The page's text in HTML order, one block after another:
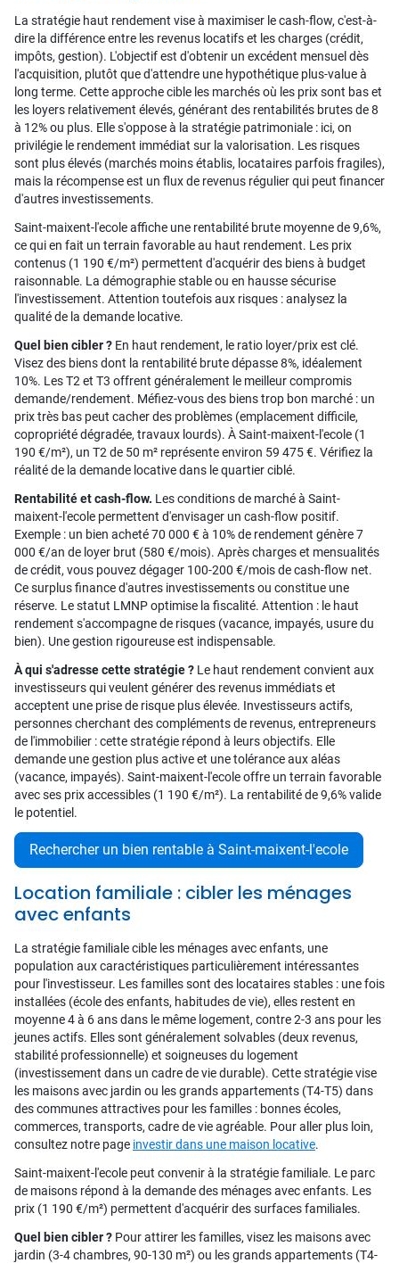
La stratégie haut rendement vise à maximiser le cash-flow, c'est-à-
dire la différence entre les revenus locatifs et les charges (crédit,
impôts, gestion). L'objectif est d'obtenir un excédent mensuel dès
l'acquisition, plutôt que d'attendre une hypothétique plus-value à
long terme. Cette approche cible les marchés où les prix sont bas et
les loyers relativement élevés, générant des rentabilités brutes de 8
à 12% ou plus. Elle s'oppose à la stratégie patrimoniale : ici, on
privilégie le rendement immédiat sur la valorisation. Les risques
sont plus élevés (marchés moins établis, locataires parfois fragiles),
mais la récompense est un flux de revenus régulier qui peut financer
d'autres investissements.
Saint-maixent-l'ecole affiche une rentabilité brute moyenne de 9,6%,
ce qui en fait un terrain favorable au haut rendement. Les prix
contenus (1 190 €/m²) permettent d'acquérir des biens à budget
raisonnable. La démographie stable ou en hausse sécurise
l'investissement. Attention toutefois aux risques : analysez la
qualité de la demande locative.
Quel bien cibler ? En haut rendement, le ratio loyer/prix est clé.
Visez des biens dont la rentabilité brute dépasse 8%, idéalement
10%. Les T2 et T3 offrent généralement le meilleur compromis
demande/rendement. Méfiez-vous des biens trop bon marché : un
prix très bas peut cacher des problèmes (emplacement difficile,
copropriété dégradée, travaux lourds). À Saint-maixent-l'ecole (1
190 €/m²), un T2 de 50 m² représente environ 59 475 €. Vérifiez la
réalité de la demande locative dans le quartier ciblé.
Rentabilité et cash-flow. Les conditions de marché à Saint-
maixent-l'ecole permettent d'envisager un cash-flow positif.
Exemple : un bien acheté 70 000 € à 10% de rendement génère 7
000 €/an de loyer brut (580 €/mois). Après charges et mensualités
de crédit, vous pouvez dégager 100-200 €/mois de cash-flow net.
Ce surplus finance d'autres investissements ou constitue une
réserve. Le statut LMNP optimise la fiscalité. Attention : le haut
rendement s'accompagne de risques (vacance, impayés, usure du
bien). Une gestion rigoureuse est indispensable.
À qui s'adresse cette stratégie ? Le haut rendement convient aux
investisseurs qui veulent générer des revenus immédiats et
acceptent une prise de risque plus élevée. Investisseurs actifs,
personnes cherchant des compléments de revenus, entrepreneurs
de l'immobilier : cette stratégie répond à leurs objectifs. Elle
demande une gestion plus active et une tolérance aux aléas
(vacance, impayés). Saint-maixent-l'ecole offre un terrain favorable
avec ses prix accessibles (1 190 €/m²). La rentabilité de 9,6% valide
le potentiel.
Rechercher un bien rentable à Saint-maixent-l'ecole
Location familiale : cibler les ménages
avec enfants
La stratégie familiale cible les ménages avec enfants, une
population aux caractéristiques particulièrement intéressantes
pour l'investisseur. Les familles sont des locataires stables : une fois
installées (école des enfants, habitudes de vie), elles restent en
moyenne 4 à 6 ans dans le même logement, contre 2-3 ans pour les
jeunes actifs. Elles sont généralement solvables (deux revenus,
stabilité professionnelle) et soigneuses du logement
(investissement dans un cadre de vie durable). Cette stratégie vise
les maisons avec jardin ou les grands appartements (T4-T5) dans
des communes attractives pour les familles : bonnes écoles,
commerces, transports, cadre de vie agréable. Pour aller plus loin,
consultez notre page investir dans une maison locative.
Saint-maixent-l'ecole peut convenir à la stratégie familiale. Le parc
de maisons répond à la demande des ménages avec enfants. Les
prix (1 190 €/m²) permettent d'acquérir des surfaces familiales.
Quel bien cibler ? Pour attirer les familles, visez les maisons avec
jardin (3-4 chambres, 90-130 m²) ou les grands appartements (T4-